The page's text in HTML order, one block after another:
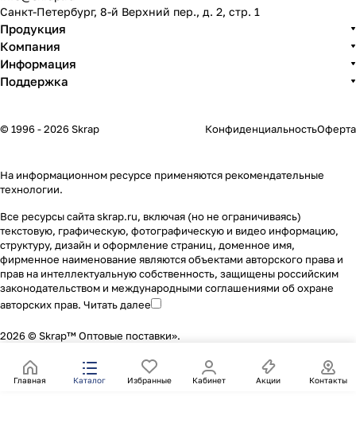
Санкт-Петербург, 8-й Верхний пер., д. 2, стр. 1
Продукция
Компания
Информация
Поддержка
© 1996 - 2026 Skrap КонфиденциальностьОферта
На информационном ресурсе применяются рекомендательные
технологии.
Все ресурсы сайта skrap.ru, включая (но не ограничиваясь)
текстовую, графическую, фотографическую и видео информацию,
структуру, дизайн и оформление страниц, доменное имя,
фирменное наименование являются объектами авторского права и
прав на интеллектуальную собственность, защищены российским
законодательством и международными соглашениями об охране
авторских прав. Читать далее
2026 © Skrap™ Оптовые поставки».
Главная Каталог Избранные Кабинет Акции Контакты